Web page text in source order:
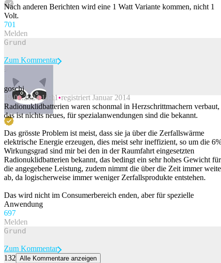
Nach anderen Berichten wird eine 1 Watt Variante kommen, nicht 1
Volt.
701
Melden
Beitrag melden
Zum Kommentar
goschi
19.01.2024 11:11 registriert Januar 2014
Radionuklidbatterien waren schonmal in Herzschrittmachern verbaut,
das ist nichts neues, für spezialanwendungen sind die bekannt.
Das grösste Problem ist meist, dass sie ja über die Zerfallswärme
elektrische Energie erzeugen, dies meist sehr ineffizient, so um die
Wirkungsgrad sind mir bei den in der Raumfahrt eingesetzten
Radionuklidbatterien bekannt, das bedingt ein sehr hohes Gewicht für
die angegebene Leistung, zudem nimmt die über die Zeit immer
ab, da logischerweise immer weniger Zerfallsprodukte entstehen.
Das wird nicht im Consumerbereich enden, aber für spezielle
Anwendung
697
Melden
Zum Kommentar
132 Alle Kommentare anzeigen